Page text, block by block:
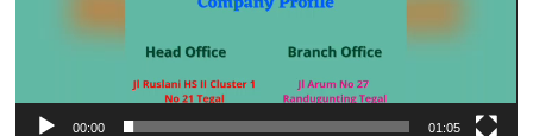
00:00 01:05